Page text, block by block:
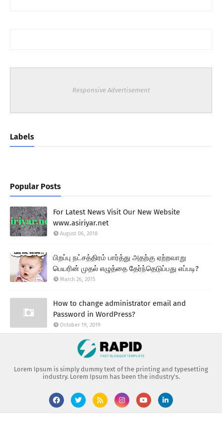
Responsive Advertisement
Labels
Popular Posts
For Latest News Visit Our New Website
www.asiriyar.net
August 06, 2018
பிறப்பு நட்சத்திரம் பார்த்து அதற்கு ஏற்றவாறு
பெயரின் முதல் எழுத்தை தேர்ந்தெடுப்பது எப்படி?
March 26, 2015
How to change administrator email and
Password in WordPress?
October 19, 2019
Lorem Ipsum is simply dummy text of the printing and typesetting
industry. Lorem Ipsum has been the industry's.